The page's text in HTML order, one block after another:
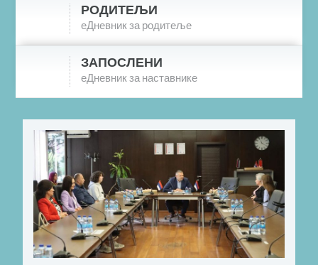
РОДИТЕЉИ
еДневник за родитеље
ЗАПОСЛЕНИ
еДневник за наставнике